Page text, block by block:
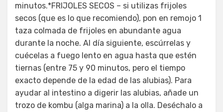
minutos.*FRIJOLES SECOS – si utilizas frijoles
secos (que es lo que recomiendo), pon en remojo 1
taza colmada de frijoles en abundante agua
durante la noche. Al día siguiente, escúrrelas y
cuécelas a fuego lento en agua hasta que estén
tiernas (entre 75 y 90 minutos, pero el tiempo
exacto depende de la edad de las alubias). Para
ayudar al intestino a digerir las alubias, añade un
trozo de kombu (alga marina) a la olla. Deséchalo a